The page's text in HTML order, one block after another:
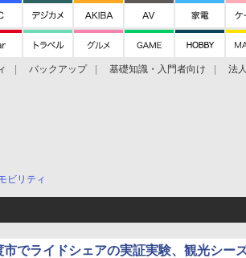
バックアップ 基礎知識・入門者向け 法
ビリティ
市でライドシェアの実証実験、観光シー